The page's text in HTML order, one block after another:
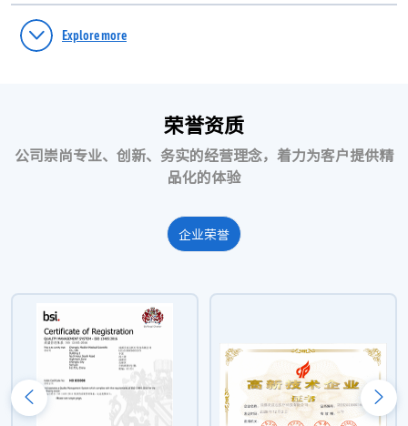
2023
美益达可吸收颅骨锁FDA获批，为FDA首次批准中国神经外
科可吸收内固定产品进入美国市场
公司D区完成建设，进行扩业乔迁
2022/11 “聚醚醚酮颅骨修补板
2021
Explore more
荣誉资质
公司崇尚专业、创新、务实的经营理念，着力为客户提供精
品化的体验
企业荣誉